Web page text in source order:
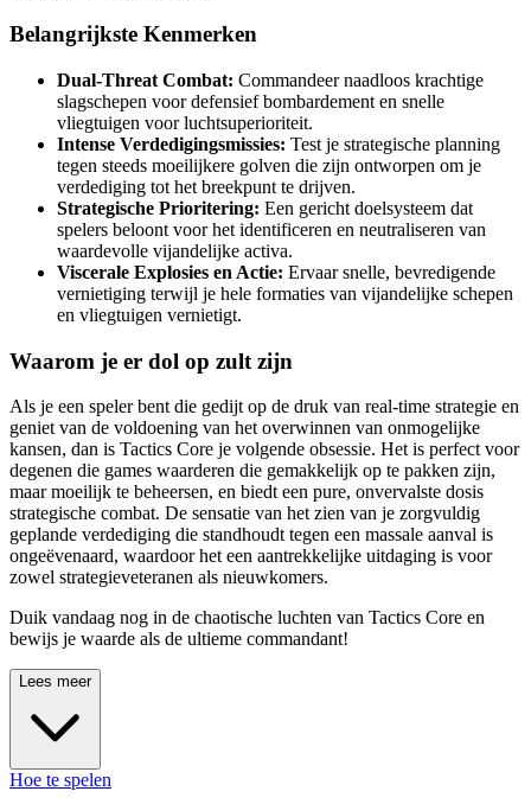
Belangrijkste Kenmerken
Dual-Threat Combat: Commandeer naadloos krachtige
slagschepen voor defensief bombardement en snelle
vliegtuigen voor luchtsuperioriteit.
Intense Verdedigingsmissies: Test je strategische planning
tegen steeds moeilijkere golven die zijn ontworpen om je
verdediging tot het breekpunt te drijven.
Strategische Prioritering: Een gericht doelsysteem dat
spelers beloont voor het identificeren en neutraliseren van
waardevolle vijandelijke activa.
Viscerale Explosies en Actie: Ervaar snelle, bevredigende
vernietiging terwijl je hele formaties van vijandelijke schepen
en vliegtuigen vernietigt.
Waarom je er dol op zult zijn
Als je een speler bent die gedijt op de druk van real-time strategie en
geniet van de voldoening van het overwinnen van onmogelijke
kansen, dan is Tactics Core je volgende obsessie. Het is perfect voor
degenen die games waarderen die gemakkelijk op te pakken zijn,
maar moeilijk te beheersen, en biedt een pure, onvervalste dosis
strategische combat. De sensatie van het zien van je zorgvuldig
geplande verdediging die standhoudt tegen een massale aanval is
ongeëvenaard, waardoor het een aantrekkelijke uitdaging is voor
zowel strategieveteranen als nieuwkomers.
Duik vandaag nog in de chaotische luchten van Tactics Core en
bewijs je waarde als de ultieme commandant!
Lees meer
Hoe te spelen